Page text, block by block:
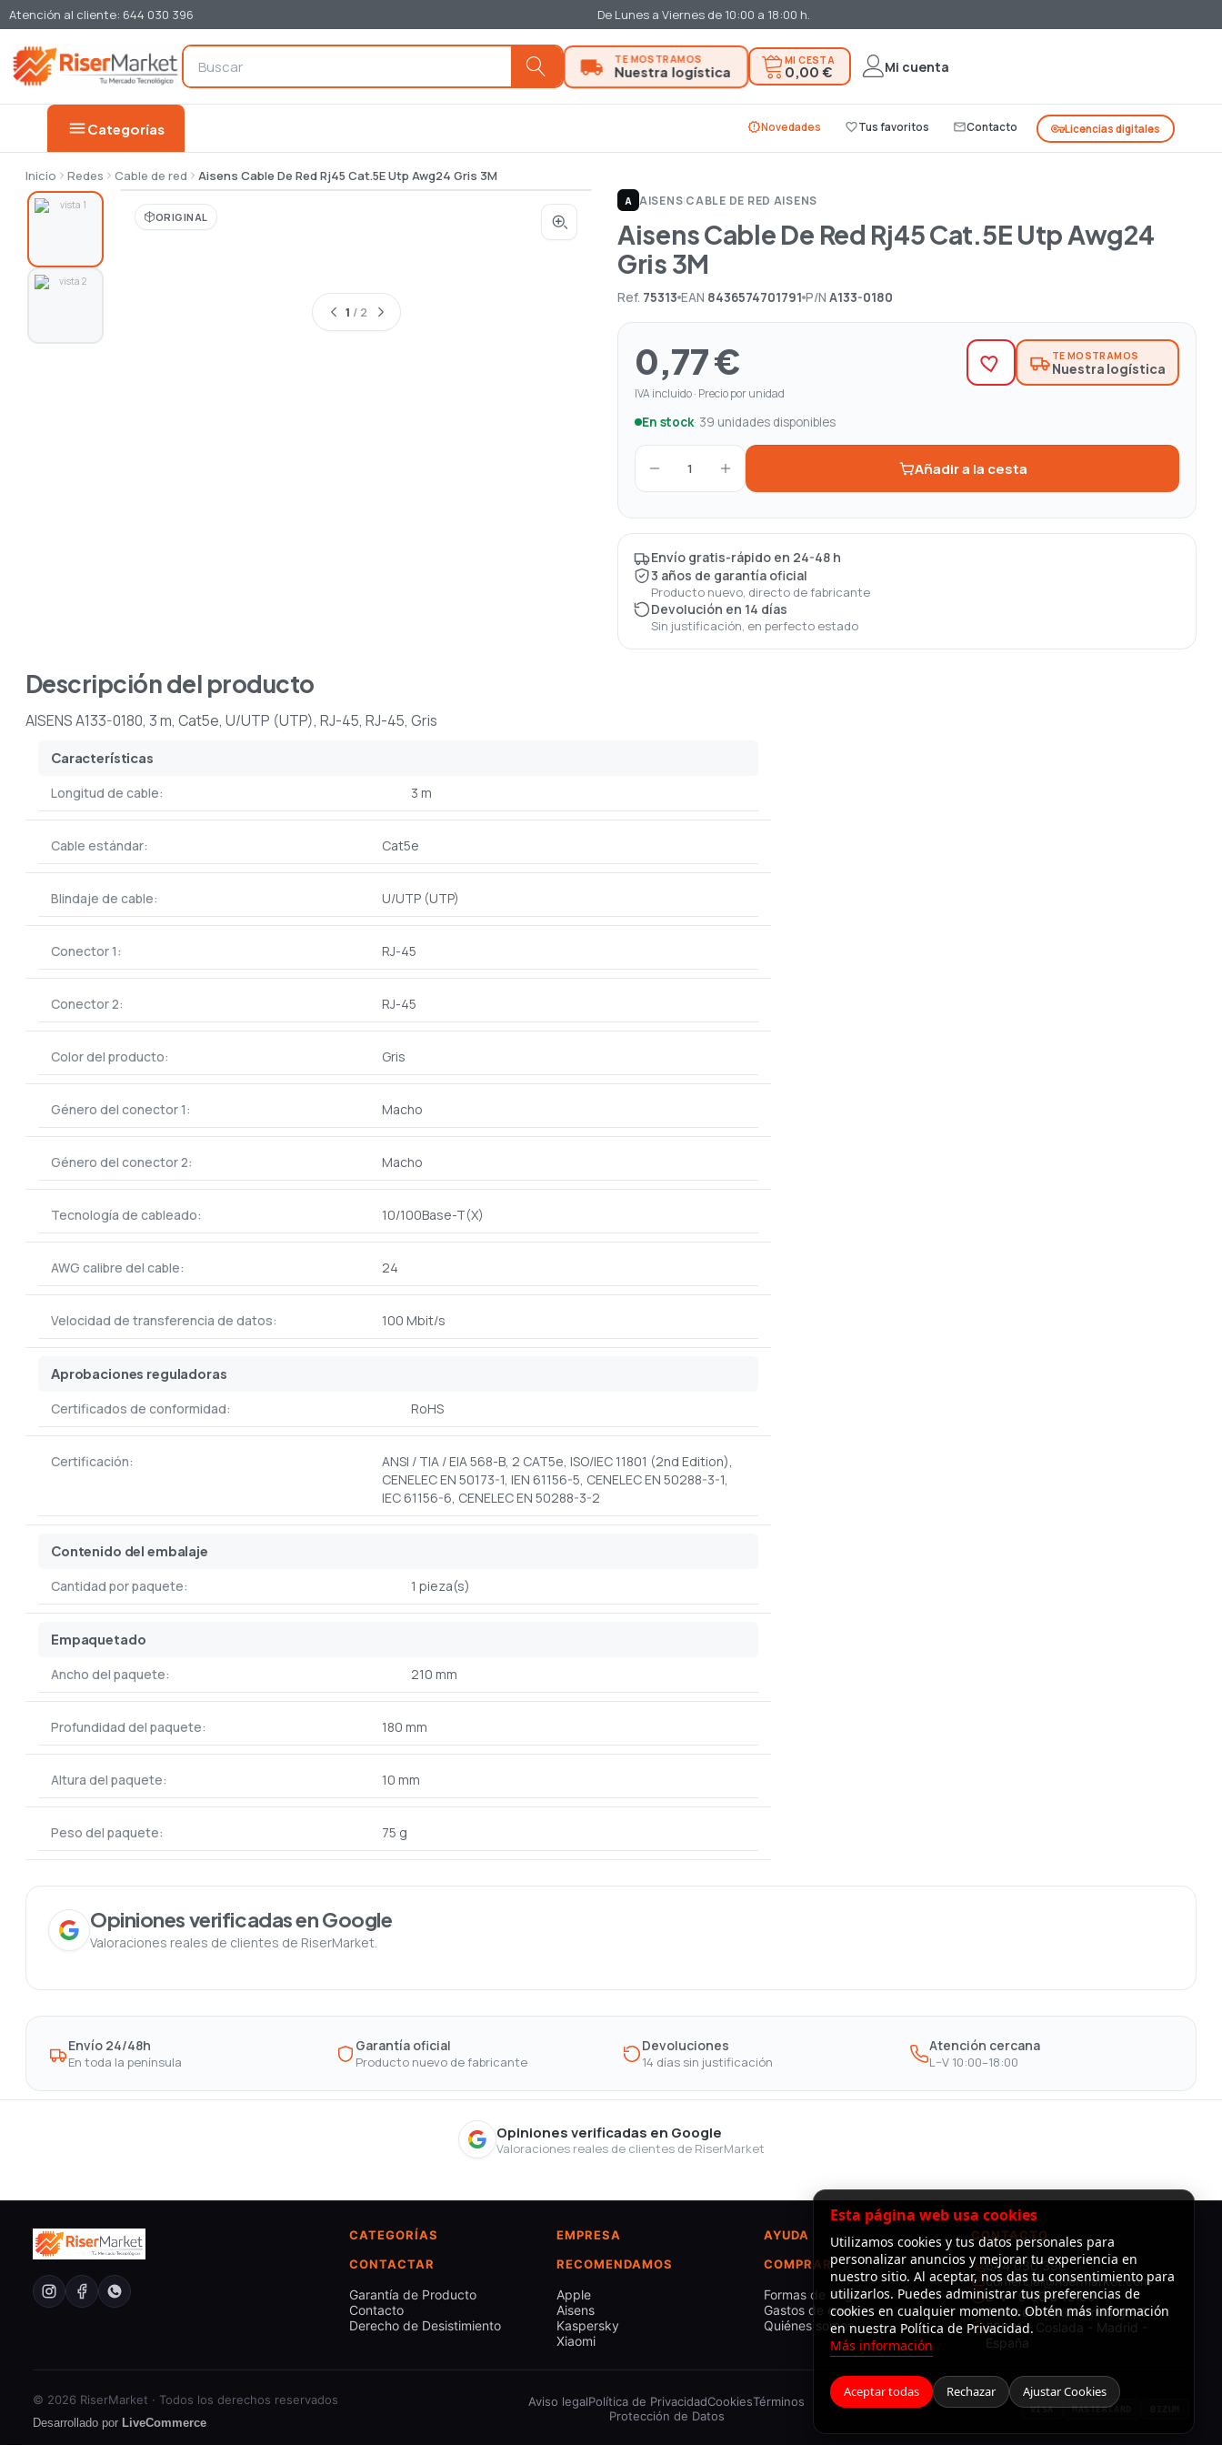
Atención al cliente: 644 030 396 De Lunes a Viernes de 10:00 a 18:00 h.
MI CESTA
0,00 € Mi cuenta
menuCategorías new_releasesNovedades favorite_borderTus favoritos mail_outlineContacto vpn_keyLicencias digitales
Inicio Redes Cable de red Aisens Cable De Red Rj45 Cat.5E Utp Awg24 Gris 3M
ORIGINAL
1 / 2
A AISENS|CABLE DE RED AISENS
Aisens Cable De Red Rj45 Cat.5E Utp Awg24
Gris 3M
Ref. 75313 EAN 8436574701791 P/N A133-0180
0,77 €
IVA incluido · Precio por unidad
En stock· 39 unidades disponibles
TE MOSTRAMOS
Nuestra logística
1 Añadir a la cesta
Envío gratis-rápido en 24-48 h
3 años de garantía oficial
Producto nuevo, directo de fabricante
Devolución en 14 días
Sin justificación, en perfecto estado
Descripción del producto
AISENS A133-0180, 3 m, Cat5e, U/UTP (UTP), RJ-45, RJ-45, Gris
Características
Longitud de cable: 3 m
Cable estándar: Cat5e
Blindaje de cable: U/UTP (UTP)
Conector 1: RJ-45
Conector 2: RJ-45
Color del producto: Gris
Género del conector 1: Macho
Género del conector 2: Macho
Tecnología de cableado: 10/100Base-T(X)
AWG calibre del cable: 24
Velocidad de transferencia de datos: 100 Mbit/s
Aprobaciones reguladoras
Certificados de conformidad: RoHS
Certificación:
ANSI / TIA / EIA 568-B, 2 CAT5e, ISO/IEC 11801 (2nd Edition),
CENELEC EN 50173-1, IEN 61156-5, CENELEC EN 50288-3-1,
IEC 61156-6, CENELEC EN 50288-3-2
Contenido del embalaje
Cantidad por paquete: 1 pieza(s)
Empaquetado
Ancho del paquete: 210 mm
Profundidad del paquete: 180 mm
Altura del paquete: 10 mm
Peso del paquete: 75 g
Opiniones verificadas en Google
Valoraciones reales de clientes de RiserMarket.
Envío 24/48h
En toda la península
Garantía oficial
Producto nuevo de fabricante
Devoluciones
14 días sin justificación
Atención cercana
L–V 10:00–18:00
Opiniones verificadas en Google
Valoraciones reales de clientes de RiserMarket
CATEGORÍAS
CONTACTAR
Garantía de Producto
Contacto
Derecho de Desistimiento
EMPRESA
RECOMENDAMOS
Apple
Aisens
Kaspersky
Xiaomi
AYUDA
COMPRAR
Formas de Pago
Gastos de envío
Quiénes somos
CONTACTO
644 030 396
comercial@risermarket.com
L–V · 9:00 a 19:00
Almacén: C/Luxemburgo, 3 -
28821 - Coslada - Madrid -
España
© 2026 RiserMarket · Todos los derechos reservados
Desarrollado por LiveCommerce
Aviso legalPolítica de PrivacidadCookiesTérminos
Protección de Datos
VISA MASTERCARD
Esta página web usa cookies
Utilizamos cookies y tus datos personales para
personalizar anuncios y mejorar tu experiencia en
nuestro sitio. Al aceptar, nos das tu consentimiento para
utilizarlos. Puedes administrar tus preferencias de
cookies en cualquier momento. Obtén más información
en nuestra Política de Privacidad.
Más información
Aceptar todas Rechazar Ajustar Cookies